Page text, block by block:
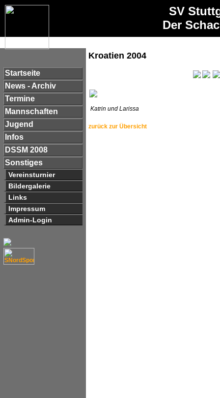
SV
Der
Startseite
News - Archiv
Termine
Mannschaften
Jugend
Infos
DSSM 2008
Sonstiges
Vereinsturnier
Bildergalerie
Links
Impressum
Admin-Login
Kroatien 2004
Katrin und Larissa
zurück zur Übersicht